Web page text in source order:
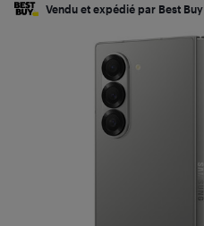
Vendu et expédié par Best Buy